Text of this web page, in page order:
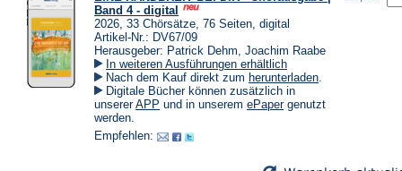
Band 4 - digital
2026, 33 Chörsätze, 76 Seiten, digital
Artikel-Nr.: DV67/09
Herausgeber: Patrick Dehm, Joachim Raabe
In weiteren Ausführungen erhältlich
Nach dem Kauf direkt zum herunterladen(Öffnet
einem
.
Digitale Bücher können zusätzlich in
unsererAPP (Öffnet
neuen
und in unserem ePaper(Öffnet
genutzt
werden.
Empfehlen: